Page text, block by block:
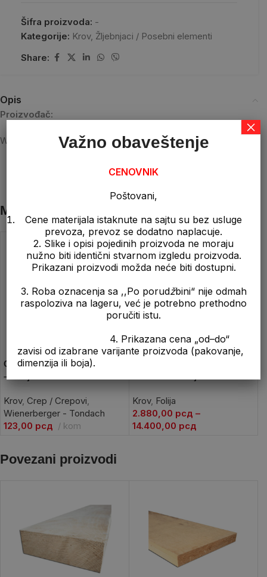
Šifra proizvoda: -
Kategorije: Krov, Žljebnjaci / Posebni elementi
Share:
Opis
Proizvođač:
Wienerberger Kanjiža / Tondach Kanjiža
Možda će vam se svideti …
Crep Cont. Plus 12 / Tondach
– Kanjiža
Krov, Crep / Crepovi,
Wienerberger - Tondach
123,00 рсд kom
Krov, Folija
2.880,00 рсд –
14.400,00 рсд
Povezani proizvodi
Važno obaveštenje
CENOVNIK
Poštovani,
Cene materijala istaknute na sajtu su bez usluge
prevoza, prevoz se dodatno naplacuje.
2. Slike i opisi pojedinih proizvoda ne moraju
nužno biti identični stvarnom izgledu proizvoda.
Prikazani proizvodi možda neće biti dostupni.
3. Roba oznacenja sa ,,Po porudžbini“ nije odmah
raspoloziva na lageru, već je potrebno prethodno
poručiti istu.
4. Prikazana cena „od–do“
zavisi od izabrane varijante proizvoda (pakovanje,
dimenzija ili boja).
×